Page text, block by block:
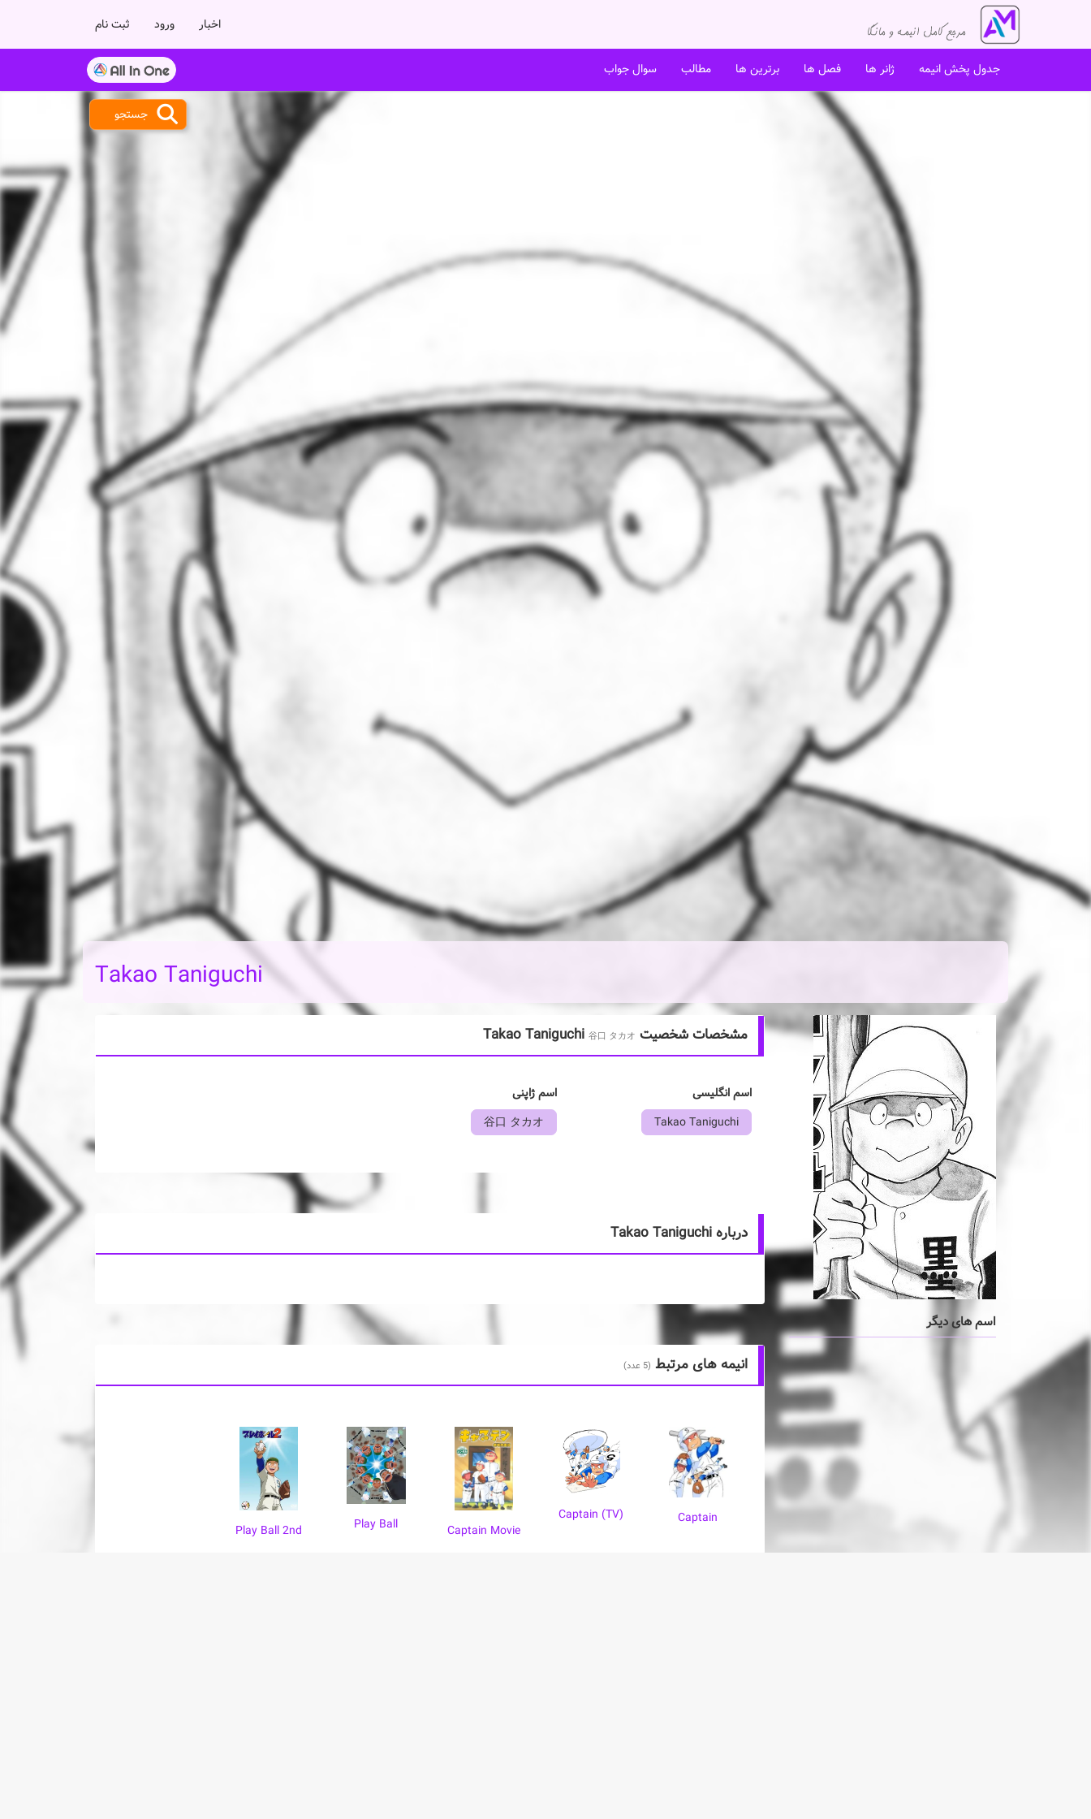
اخبار ورود ثبت نام
جدول پخش انیمه ژانر ها فصل ها برترین ها مطالب سوال جواب
جستجو
Takao Taniguchi
اسم های دیگر
مشخصات شخصیت Takao Taniguchi 谷口 タカオ
اسم انگلیسی
Takao Taniguchi
اسم ژاپنی
谷口 タカオ
درباره Takao Taniguchi
انیمه های مرتبط (5 عدد)
Captain
Captain (TV)
Captain Movie
Play Ball
Play Ball 2nd